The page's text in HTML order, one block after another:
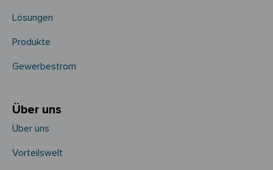
Lösungen
Produkte
Gewerbestrom
Über uns
Über uns
Vorteilswelt